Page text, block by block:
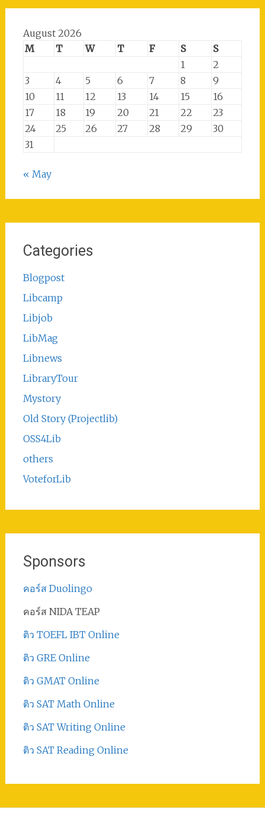
August 2026
M
T W T F S
S
1
2
3
4 5 6 7 8
9
10
11 12 13 14 15
16
17
18 19 20 21 22
23
24
25 26 27 28 29
30
31
« May
Categories
Blogpost
Libcamp
Libjob
LibMag
Libnews
LibraryTour
Mystory
Old Story (Projectlib)
OSS4Lib
others
VoteforLib
Sponsors
คอร์ส Duolingo
คอร์ส NIDA TEAP
ติว TOEFL IBT Online
ติว GRE Online
ติว GMAT Online
ติว SAT Math Online
ติว SAT Writing Online
ติว SAT Reading Online